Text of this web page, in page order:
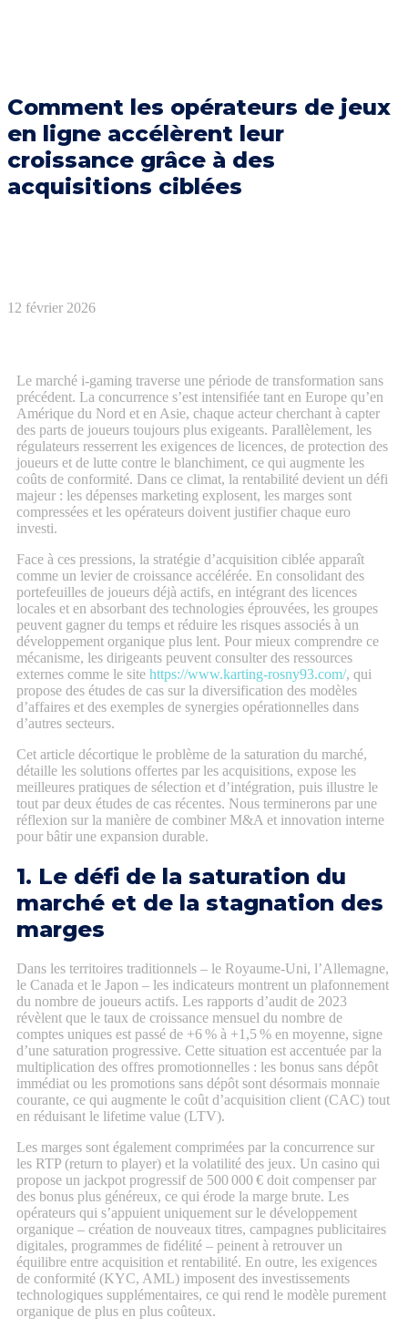
Comment les opérateurs de jeux
en ligne accélèrent leur
croissance grâce à des
acquisitions ciblées
12 février 2026
Le marché i‑gaming traverse une période de transformation sans
précédent. La concurrence s’est intensifiée tant en Europe qu’en
Amérique du Nord et en Asie, chaque acteur cherchant à capter
des parts de joueurs toujours plus exigeants. Parallèlement, les
régulateurs resserrent les exigences de licences, de protection des
joueurs et de lutte contre le blanchiment, ce qui augmente les
coûts de conformité. Dans ce climat, la rentabilité devient un défi
majeur : les dépenses marketing explosent, les marges sont
compressées et les opérateurs doivent justifier chaque euro
investi.
Face à ces pressions, la stratégie d’acquisition ciblée apparaît
comme un levier de croissance accélérée. En consolidant des
portefeuilles de joueurs déjà actifs, en intégrant des licences
locales et en absorbant des technologies éprouvées, les groupes
peuvent gagner du temps et réduire les risques associés à un
développement organique plus lent. Pour mieux comprendre ce
mécanisme, les dirigeants peuvent consulter des ressources
externes comme le site https://www.karting-rosny93.com/, qui
propose des études de cas sur la diversification des modèles
d’affaires et des exemples de synergies opérationnelles dans
d’autres secteurs.
Cet article décortique le problème de la saturation du marché,
détaille les solutions offertes par les acquisitions, expose les
meilleures pratiques de sélection et d’intégration, puis illustre le
tout par deux études de cas récentes. Nous terminerons par une
réflexion sur la manière de combiner M&A et innovation interne
pour bâtir une expansion durable.
1. Le défi de la saturation du
marché et de la stagnation des
marges
Dans les territoires traditionnels – le Royaume‑Uni, l’Allemagne,
le Canada et le Japon – les indicateurs montrent un plafonnement
du nombre de joueurs actifs. Les rapports d’audit de 2023
révèlent que le taux de croissance mensuel du nombre de
comptes uniques est passé de +6 % à +1,5 % en moyenne, signe
d’une saturation progressive. Cette situation est accentuée par la
multiplication des offres promotionnelles : les bonus sans dépôt
immédiat ou les promotions sans dépôt sont désormais monnaie
courante, ce qui augmente le coût d’acquisition client (CAC) tout
en réduisant le lifetime value (LTV).
Les marges sont également comprimées par la concurrence sur
les RTP (return to player) et la volatilité des jeux. Un casino qui
propose un jackpot progressif de 500 000 € doit compenser par
des bonus plus généreux, ce qui érode la marge brute. Les
opérateurs qui s’appuient uniquement sur le développement
organique – création de nouveaux titres, campagnes publicitaires
digitales, programmes de fidélité – peinent à retrouver un
équilibre entre acquisition et rentabilité. En outre, les exigences
de conformité (KYC, AML) imposent des investissements
technologiques supplémentaires, ce qui rend le modèle purement
organique de plus en plus coûteux.